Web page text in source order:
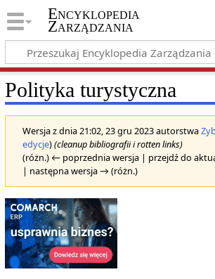
Encyklopedia
Zarządzania
Polityka turystyczna
Wersja z dnia 21:02, 23 gru 2023 autorstwa
edycje)(cleanup bibliografii i rotten links)
(różn.) ← poprzednia wersja | przejdź do
| następna wersja → (różn.)